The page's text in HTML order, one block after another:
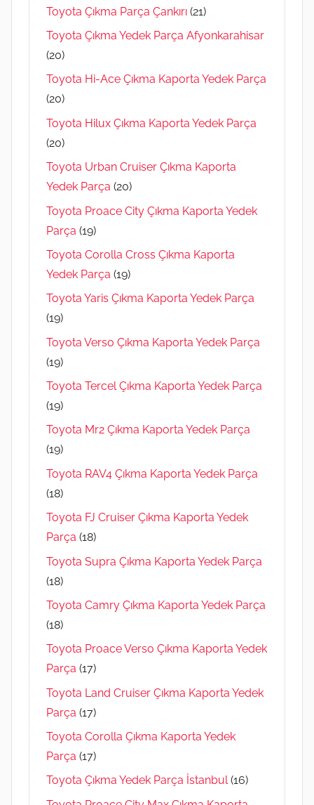
Toyota Çıkma Parça Çankırı (21)
Toyota Çıkma Yedek Parça Afyonkarahisar
(20)
Toyota Hi-Ace Çıkma Kaporta Yedek Parça
(20)
Toyota Hilux Çıkma Kaporta Yedek Parça
(20)
Toyota Urban Cruiser Çıkma Kaporta
Yedek Parça (20)
Toyota Proace City Çıkma Kaporta Yedek
Parça (19)
Toyota Corolla Cross Çıkma Kaporta
Yedek Parça (19)
Toyota Yaris Çıkma Kaporta Yedek Parça
(19)
Toyota Verso Çıkma Kaporta Yedek Parça
(19)
Toyota Tercel Çıkma Kaporta Yedek Parça
(19)
Toyota Mr2 Çıkma Kaporta Yedek Parça
(19)
Toyota RAV4 Çıkma Kaporta Yedek Parça
(18)
Toyota FJ Cruiser Çıkma Kaporta Yedek
Parça (18)
Toyota Supra Çıkma Kaporta Yedek Parça
(18)
Toyota Camry Çıkma Kaporta Yedek Parça
(18)
Toyota Proace Verso Çıkma Kaporta Yedek
Parça (17)
Toyota Land Cruiser Çıkma Kaporta Yedek
Parça (17)
Toyota Corolla Çıkma Kaporta Yedek
Parça (17)
Toyota Çıkma Yedek Parça İstanbul (16)